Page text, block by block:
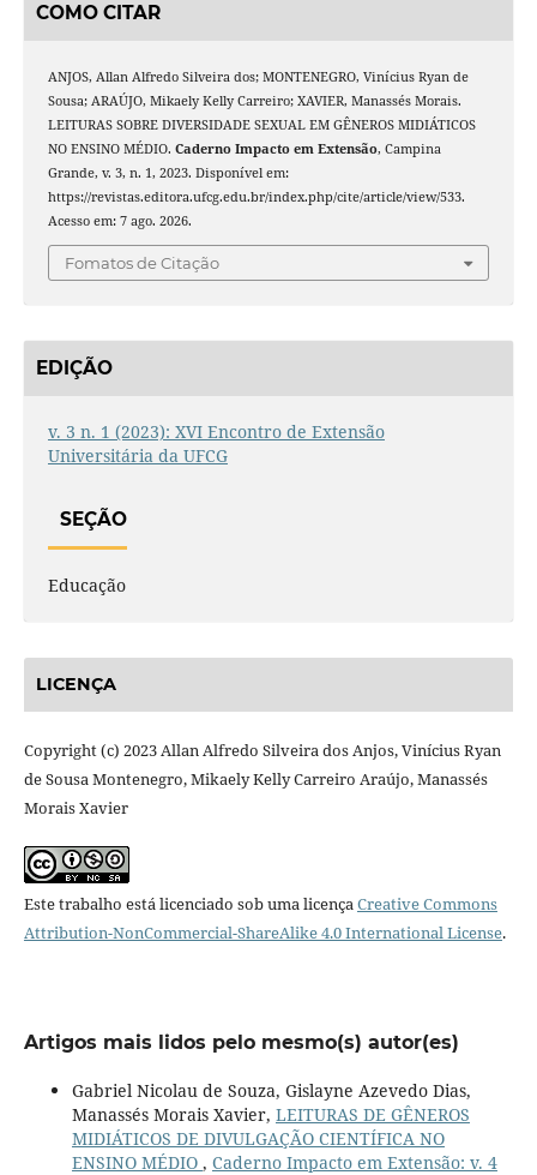
COMO CITAR
ANJOS, Allan Alfredo Silveira dos; MONTENEGRO, Vinícius Ryan de
Sousa; ARAÚJO, Mikaely Kelly Carreiro; XAVIER, Manassés Morais.
LEITURAS SOBRE DIVERSIDADE SEXUAL EM GÊNEROS MIDIÁTICOS
NO ENSINO MÉDIO. Caderno Impacto em Extensão, Campina
Grande, v. 3, n. 1, 2023. Disponível em:
https://revistas.editora.ufcg.edu.br/index.php/cite/article/view/533.
Acesso em: 7 ago. 2026.
Fomatos de Citação
EDIÇÃO
v. 3 n. 1 (2023): XVI Encontro de Extensão
Universitária da UFCG
SEÇÃO
Educação
LICENÇA
Copyright (c) 2023 Allan Alfredo Silveira dos Anjos, Vinícius Ryan
de Sousa Montenegro, Mikaely Kelly Carreiro Araújo, Manassés
Morais Xavier
Este trabalho está licenciado sob uma licençaCreative Commons
Attribution-NonCommercial-ShareAlike 4.0 International License.
Artigos mais lidos pelo mesmo(s) autor(es)
Gabriel Nicolau de Souza, Gislayne Azevedo Dias,
Manassés Morais Xavier, LEITURAS DE GÊNEROS
MIDIÁTICOS DE DIVULGAÇÃO CIENTÍFICA NO
ENSINO MÉDIO , Caderno Impacto em Extensão: v. 4